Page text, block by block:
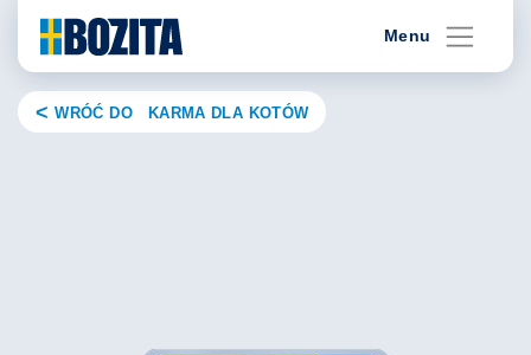
content
Menu
WRÓĆ DO KARMA DLA KOTÓW